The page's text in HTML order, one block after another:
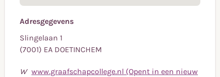
Adresgegevens
Slingelaan 1
(7001) EA DOETINCHEM
W www.graafschapcollege.nl (Opent in een nieuw